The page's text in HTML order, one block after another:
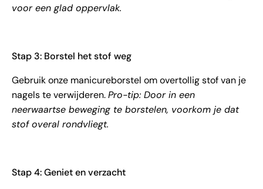
voor een glad oppervlak.
Stap 3: Borstel het stof weg
Gebruik onze manicureborstel om overtollig stof van je
nagels te verwijderen.Pro-tip: Door in een
neerwaartse beweging te borstelen, voorkom je dat
stof overal rondvliegt.
Stap 4: Geniet en verzacht